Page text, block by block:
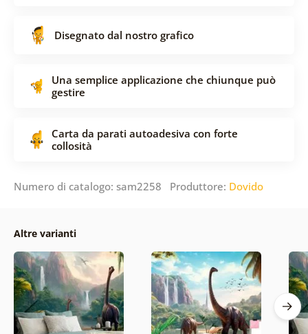
Disegnato dal nostro grafico
Una semplice applicazione che chiunque può
gestire
Carta da parati autoadesiva con forte
collosità
Numero di catalogo: sam2258 Produttore: Dovido
Altre varianti